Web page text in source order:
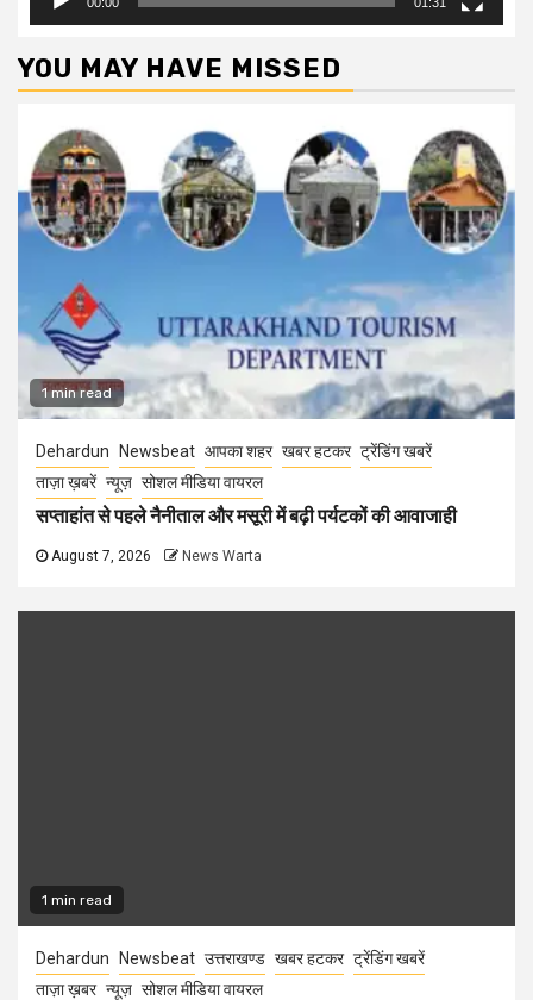
YOU MAY HAVE MISSED
1 min read
Dehardun Newsbeat आपका शहर खबर हटकर ट्रेंडिंग खबरें
ताज़ा ख़बरें न्यूज़ सोशल मीडिया वायरल
सप्ताहांत से पहले नैनीताल और मसूरी में बढ़ी पर्यटकों की आवाजाही
August 7, 2026 News Warta
1 min read
Dehardun Newsbeat उत्तराखण्ड खबर हटकर ट्रेंडिंग खबरें
ताज़ा ख़बर न्यूज़ सोशल मीडिया वायरल